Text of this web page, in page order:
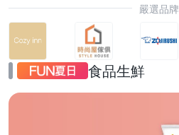
嚴選品牌
食品生鮮